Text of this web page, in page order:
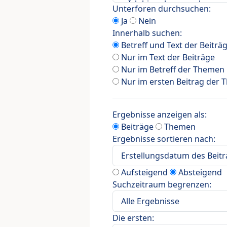
Unterforen durchsuchen:
Ja
Nein
Innerhalb suchen:
Betreff und Text der
Nur im Text der Beiträge
Nur im Betreff der Themen
Nur im ersten Beitrag der
Ergebnisse anzeigen als:
Beiträge
Themen
Ergebnisse sortieren nach:
Aufsteigend
Absteigend
Suchzeitraum begrenzen:
Die ersten: